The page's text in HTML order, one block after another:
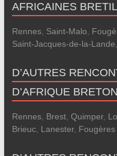
AFRICAINES
Rennes, Saint-Malo,
Saint-Jacques-de-la-Lande,
D’AUTRES
D’AFRIQUE
Rennes, Brest, Quimper,
Brieuc, Lanester, Fougères